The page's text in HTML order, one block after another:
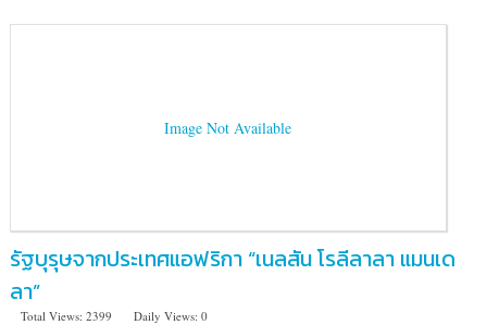
Image Not Available
รัฐบุรุษจากประเทศแอฟริกา “เนลสัน โรลีลาลา แมนเด
ลา”
Total Views: 2399
Daily Views: 0